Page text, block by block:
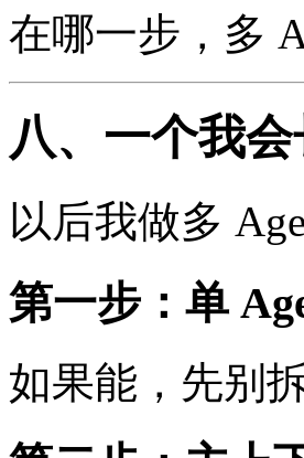
在哪一步，多
八、一个我
以后我做多
第一步：单
如果能，先别拆